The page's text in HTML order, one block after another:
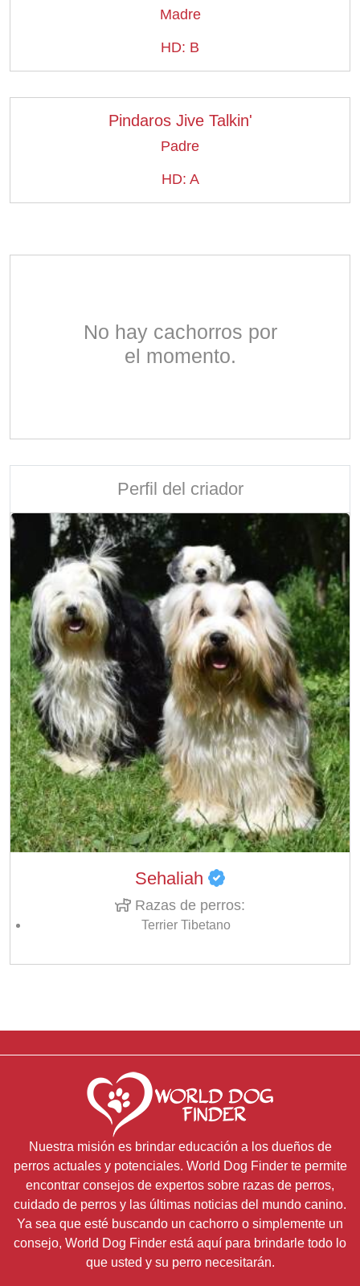
Madre
HD: B
Pindaros Jive Talkin'
Padre
HD: A
No hay cachorros por
el momento.
Perfil del criador
Sehaliah
Razas de perros:
Terrier Tibetano
Nuestra misión es brindar educación a los dueños de
perros actuales y potenciales. World Dog Finder te permite
encontrar consejos de expertos sobre razas de perros,
cuidado de perros y las últimas noticias del mundo canino.
Ya sea que esté buscando un cachorro o simplemente un
consejo, World Dog Finder está aquí para brindarle todo lo
que usted y su perro necesitarán.